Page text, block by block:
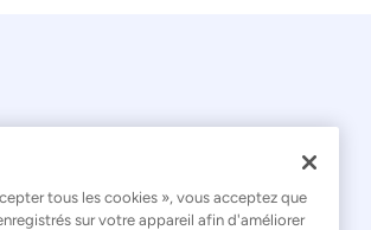
Kaseya. Tous droits réservés.
tous les cookies », vous acceptez que
sur votre appareil afin d'améliorer